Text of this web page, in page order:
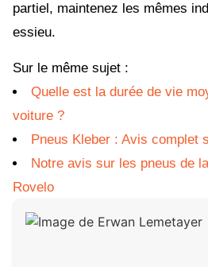
partiel, maintenez les mêmes
essieu.
Sur le même sujet :
Quelle est la durée de vie
voiture ?
Pneus Kleber : Avis complet
Notre avis sur les pneus de
Rovelo